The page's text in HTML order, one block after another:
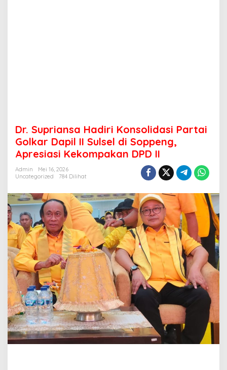
Dr. Supriansa Hadiri Konsolidasi Partai
Golkar Dapil II Sulsel di Soppeng,
Apresiasi Kekompakan DPD II
Admin
Mei 16, 2026
Uncategorized
784 Dilihat